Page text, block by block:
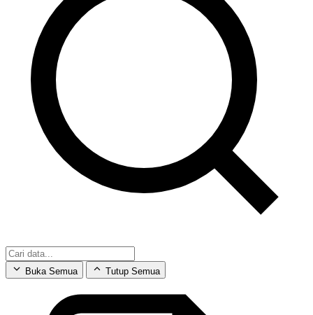
Buka Semua Tutup Semua